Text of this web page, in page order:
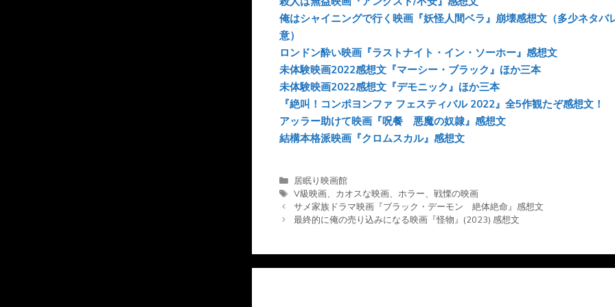
ok
俺はシャイニングで行く映画『妖怪人間ベラ』崩壊感想文（多少ネタバ
意）
ロンドン酔い映画『ラストナイト・イン・ソーホー』感想文
未体験映画2022感想文『マーシー・ブラック』ほか三本
未体験映画2022感想文『デモニック』ほか三本
『絶叫！コンポヨンファ フェスティバル 2022』全5作観たぞ感想文！
アッラー助けて映画『呪餐 悪魔の奴隷』感想文
結構本格派映画『クロムスカル』感想文
カ
テ
ゴ
リ
居眠り映画館
タ
グ
V級映画、 カオスな映画、 ホラー、 戦慄の映画
サメ家族ドラマ映画『ブラック・デーモン 絶体絶命』感想文
最終的に俺の売り込みになる映画『怪物』(2023) 感想文